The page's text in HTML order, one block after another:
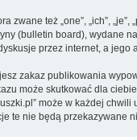
zwane też „one”, „ich”,
(bulletin board), wydane na
przez internet, a
zakaz publikowania
może skutkować dla
może w każdej
te nie będą przekazywane